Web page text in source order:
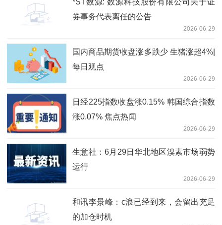
券事务代表离任的公告
2026-06-29
国内商品期货收盘涨多跌少 生猪涨超4%|
每日观点
2026-06-29
日经225指数收盘涨0.15% 韩国综合指数
涨0.07% 焦点热闻
2026-06-29
生意社：6月29日华北地区溴素市场弱势
运行
2026-06-29
和讯李景峰：c浪已经到来，会留出充足
的加仓时机